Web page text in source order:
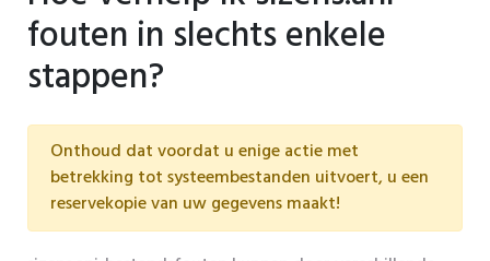
fouten in slechts enkele
stappen?
Onthoud dat voordat u enige actie met
betrekking tot systeembestanden uitvoert, u een
reservekopie van uw gegevens maakt!